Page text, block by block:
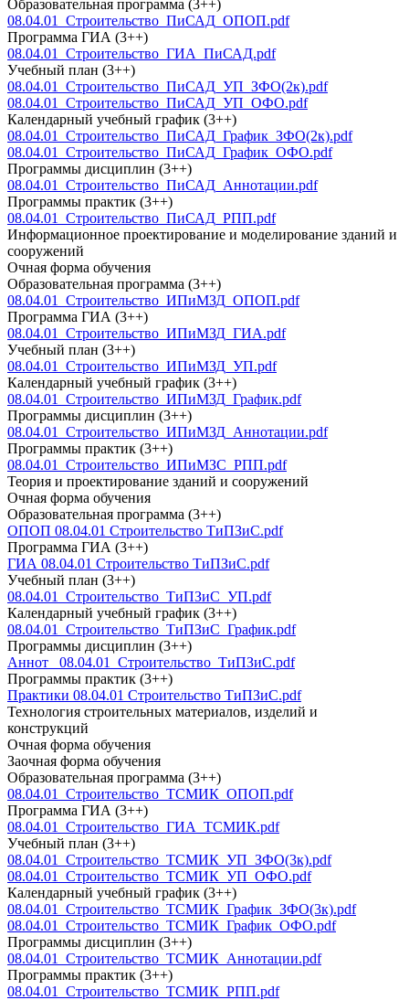
Образовательная программа (3++)
08.04.01_Строительство_ПиСАД_ОПОП.pdf
Программа ГИА (3++)
08.04.01_Строительство_ГИА_ПиСАД.pdf
Учебный план (3++)
08.04.01_Строительство_ПиСАД_УП_ЗФО(2к).pdf
08.04.01_Строительство_ПиСАД_УП_ОФО.pdf
Календарный учебный график (3++)
08.04.01_Строительство_ПиСАД_График_ЗФО(2к).pdf
08.04.01_Строительство_ПиСАД_График_ОФО.pdf
Программы дисциплин (3++)
08.04.01_Строительство_ПиСАД_Аннотации.pdf
Программы практик (3++)
08.04.01_Строительство_ПиСАД_РПП.pdf
Информационное проектирование и моделирование зданий и
сооружений
Очная форма обучения
Образовательная программа (3++)
08.04.01_Строительство_ИПиМЗД_ОПОП.pdf
Программа ГИА (3++)
08.04.01_Строительство_ИПиМЗД_ГИА.pdf
Учебный план (3++)
08.04.01_Строительство_ИПиМЗД_УП.pdf
Календарный учебный график (3++)
08.04.01_Строительство_ИПиМЗД_График.pdf
Программы дисциплин (3++)
08.04.01_Строительство_ИПиМЗД_Аннотации.pdf
Программы практик (3++)
08.04.01_Строительство_ИПиМЗС_РПП.pdf
Теория и проектирование зданий и сооружений
Очная форма обучения
Образовательная программа (3++)
ОПОП 08.04.01 Строительство ТиПЗиС.pdf
Программа ГИА (3++)
ГИА 08.04.01 Строительство ТиПЗиС.pdf
Учебный план (3++)
08.04.01_Строительство_ТиПЗиС_УП.pdf
Календарный учебный график (3++)
08.04.01_Строительство_ТиПЗиС_График.pdf
Программы дисциплин (3++)
Аннот _08.04.01_Строительство_ТиПЗиС.pdf
Программы практик (3++)
Практики 08.04.01 Строительство ТиПЗиС.pdf
Технология строительных материалов, изделий и
конструкций
Очная форма обучения
Заочная форма обучения
Образовательная программа (3++)
08.04.01_Строительство_ТСМИК_ОПОП.pdf
Программа ГИА (3++)
08.04.01_Строительство_ГИА_ТСМИК.pdf
Учебный план (3++)
08.04.01_Строительство_ТСМИК_УП_ЗФО(3к).pdf
08.04.01_Строительство_ТСМИК_УП_ОФО.pdf
Календарный учебный график (3++)
08.04.01_Строительство_ТСМИК_График_ЗФО(3к).pdf
08.04.01_Строительство_ТСМИК_График_ОФО.pdf
Программы дисциплин (3++)
08.04.01_Строительство_ТСМИК_Аннотации.pdf
Программы практик (3++)
08.04.01_Строительство_ТСМИК_РПП.pdf